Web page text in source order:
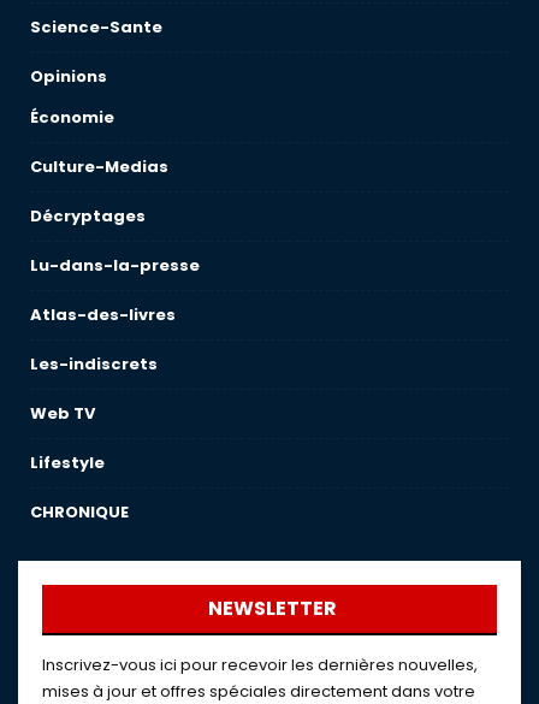
Science-Sante
Opinions
Économie
Culture-Medias
Décryptages
Lu-dans-la-presse
Atlas-des-livres
Les-indiscrets
Web TV
Lifestyle
CHRONIQUE
NEWSLETTER
Inscrivez-vous ici pour recevoir les dernières nouvelles,
mises à jour et offres spéciales directement dans votre